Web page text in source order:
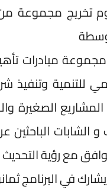
تخريج مجموعة
مبادرات
للتنمية
الصغيرة
و الشابات
مع رؤية
في البرنامج